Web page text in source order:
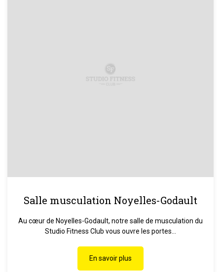
Salle musculation Noyelles-Godault
Au cœur de Noyelles-Godault, notre salle de musculation du
Studio Fitness Club vous ouvre les portes...
En savoir plus